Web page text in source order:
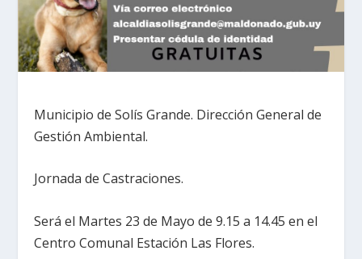
Municipio de Solís Grande. Dirección General de
Gestión Ambiental.
Jornada de Castraciones.
Será el Martes 23 de Mayo de 9.15 a 14.45 en el
Centro Comunal Estación Las Flores.